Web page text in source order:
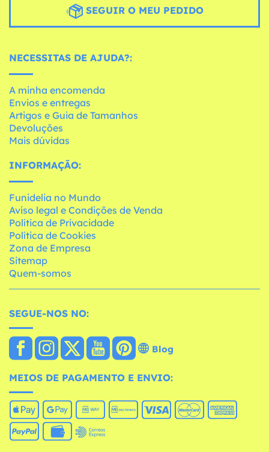
SEGUIR O MEU PEDIDO
NECESSITAS DE AJUDA?:
A minha encomenda
Envios e entregas
Artigos e Guia de Tamanhos
Devoluções
Mais dúvidas
INFORMAÇÃO:
Funidelia no Mundo
Aviso legal e Condições de Venda
Política de Privacidade
Política de Cookies
Zona de Empresa
Sitemap
Quem-somos
SEGUE-NOS NO:
Blog
MEIOS DE PAGAMENTO E ENVIO: